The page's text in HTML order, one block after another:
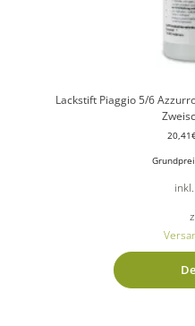
Lackstift Piaggio 5/6
20,41